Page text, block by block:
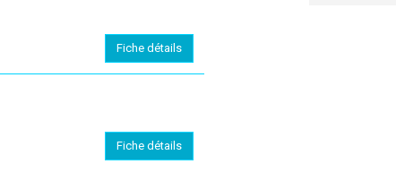
Fiche détails
Fiche détails